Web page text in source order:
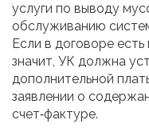
услуги по выводу
обслуживанию
Если в договоре
значит, УК должна
дополнительной
заявлении о
счет‑фактуре.